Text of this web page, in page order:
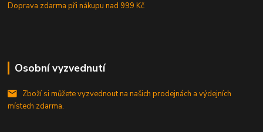
Doprava zdarma při nákupunad 999 Kč
Osobní vyzvednutí
Zboží si můžete vyzvednout na našich prodejnách a výdejních
místech zdarma.